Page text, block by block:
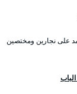
على نجارين ومختصين